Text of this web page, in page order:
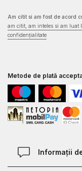
Am citit si am fost de acord
am citit, am inteles si am luat
confidențialitate
Metode de plată
Informații